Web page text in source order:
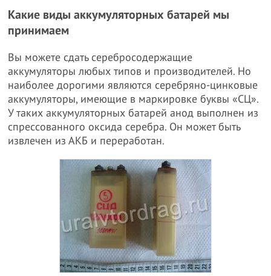
Какие виды аккумуляторных батарей мы
принимаем
Вы можете сдать серебросодержащие
аккумуляторы любых типов и производителей. Но
наиболее дорогими являются серебряно-цинковые
аккумуляторы, имеющие в маркировке буквы «СЦ».
У таких аккумуляторных батарей анод выполнен из
спрессованного оксида серебра. Он может быть
извлечен из АКБ и переработан.